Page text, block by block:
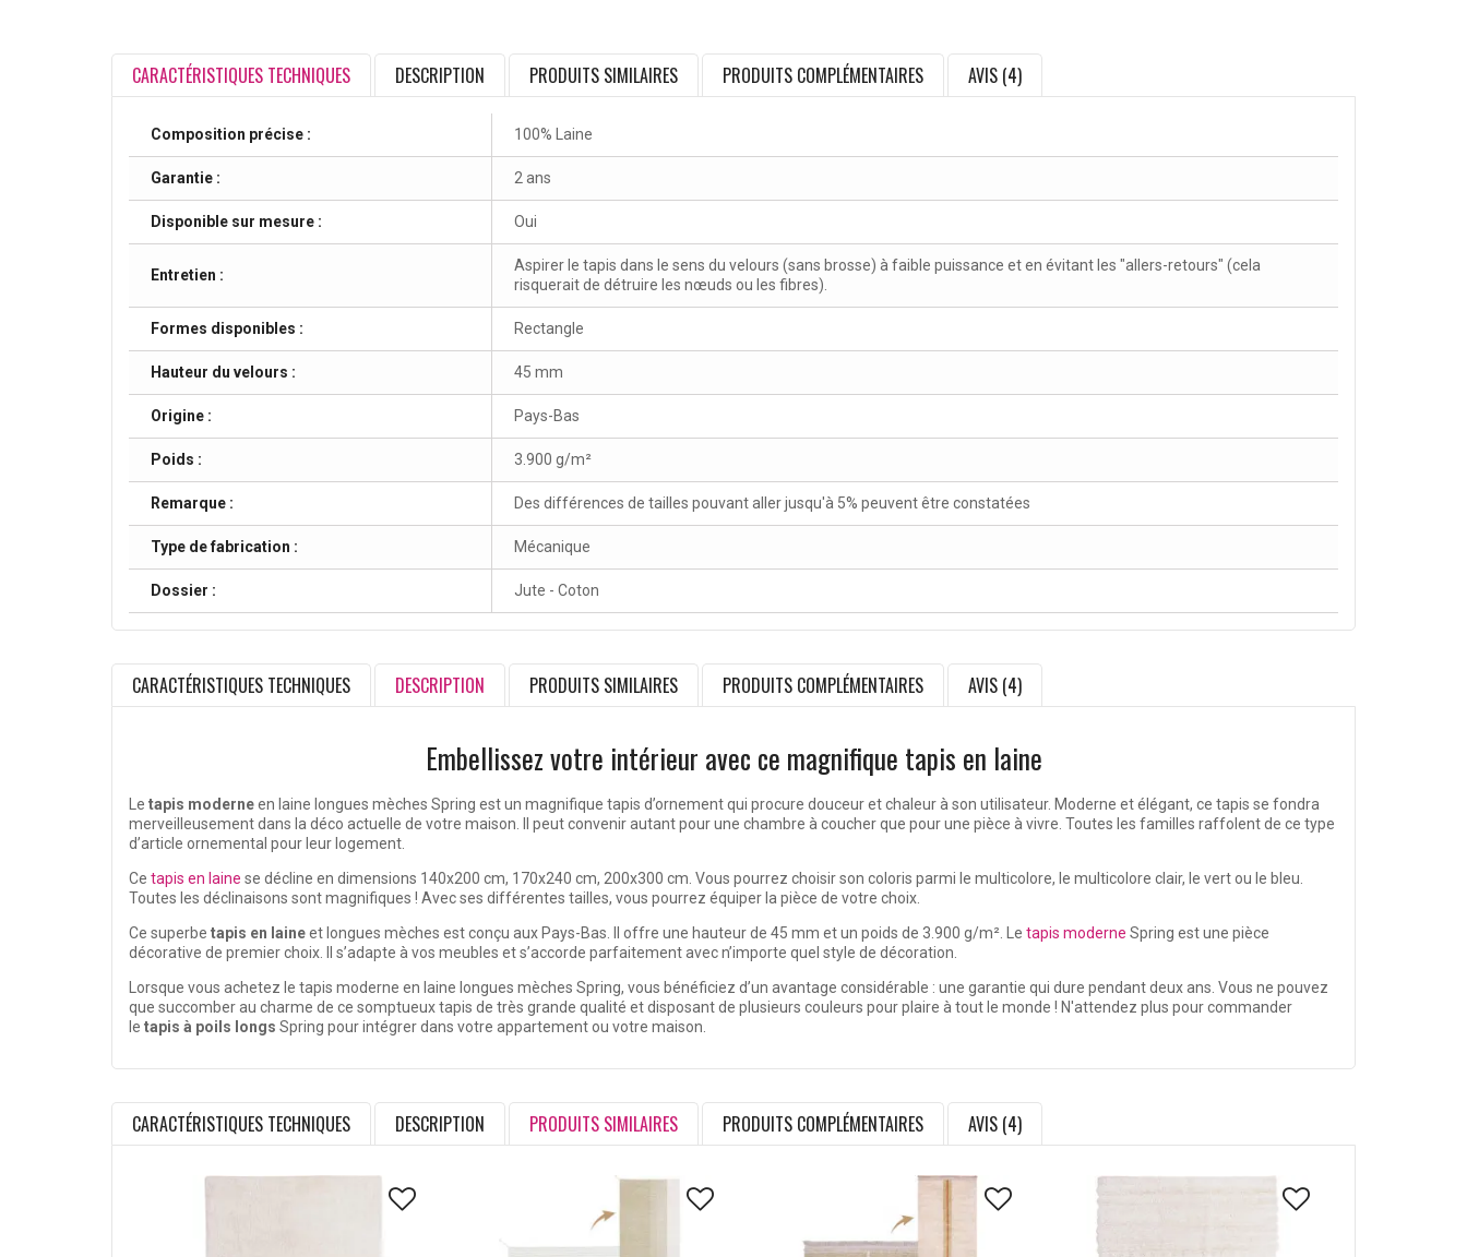
CARACTÉRISTIQUES TECHNIQUES DESCRIPTION PRODUITS SIMILAIRES PRODUITS COMPLÉMENTAIRES AVIS (4)
Composition précise : 100% Laine
Garantie : 2 ans
Disponible sur mesure : Oui
Entretien :
Aspirer le tapis dans le sens du velours (sans brosse) à faible puissance et en évitant les "allers-retours" (cela
risquerait de détruire les nœuds ou les fibres).
Formes disponibles : Rectangle
Hauteur du velours : 45 mm
Origine : Pays-Bas
Poids : 3.900 g/m²
Remarque : Des différences de tailles pouvant aller jusqu'à 5% peuvent être constatées
Type de fabrication : Mécanique
Dossier : Jute - Coton
CARACTÉRISTIQUES TECHNIQUES DESCRIPTION PRODUITS SIMILAIRES PRODUITS COMPLÉMENTAIRES AVIS (4)
Embellissez votre intérieur avec ce magnifique tapis en laine
Le tapis moderneen laine longues mèches Spring est un magnifique tapis d’ornement qui procure douceur et chaleur à son utilisateur. Moderne et élégant, ce tapis se fondra
merveilleusement dans la déco actuelle de votre maison. Il peut convenir autant pour une chambre à coucher que pour une pièce à vivre. Toutes les familles raffolent de ce type
d’article ornemental pour leur logement.
Ce tapis en laine se décline en dimensions 140x200 cm, 170x240 cm, 200x300 cm. Vous pourrez choisir son coloris parmi le multicolore, le multicolore clair, le vert ou le bleu.
Toutes les déclinaisons sont magnifiques ! Avec ses différentes tailles, vous pourrez équiper la pièce de votre choix.
Ce superbe tapis en laineet longues mèches est conçu aux Pays-Bas. Il offre une hauteur de 45 mm et un poids de 3.900 g/m². Le tapis moderne Spring est une pièce
décorative de premier choix. Il s’adapte à vos meubles et s’accorde parfaitement avec n’importe quel style de décoration.
Lorsque vous achetez le tapis moderne en laine longues mèches Spring, vous bénéficiez d’un avantage considérable : une garantie qui dure pendant deux ans. Vous ne pouvez
que succomber au charme de ce somptueux tapis de très grande qualité et disposant de plusieurs couleurs pour plaire à tout le monde ! N'attendez plus pour commander
le tapis à poils longs Spring pour intégrer dans votre appartement ou votre maison.
CARACTÉRISTIQUES TECHNIQUES DESCRIPTION PRODUITS SIMILAIRES PRODUITS COMPLÉMENTAIRES AVIS (4)